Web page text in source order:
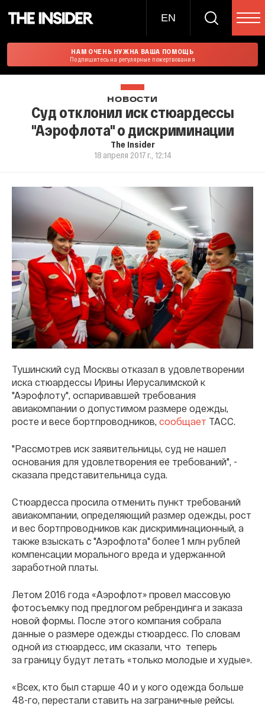
EN
НАМ ОЧЕНЬ НУЖНА ВАША ПОМОЩЬ
Подпишитесь на регулярные пожертвования
НОВОСТИ
Суд отклонил иск стюардессы
"Аэрофлота" о дискриминации
The Insider
18 апреля 2017 г., 12:14
Тушинский суд Москвы отказал в удовлетворении
иска стюардессы Ирины Иерусалимской к
"Аэрофлоту", оспаривавшей требования
авиакомпании о допустимом размере одежды,
росте и весе бортпроводников, сообщает ТАСС.
"Рассмотрев иск заявительницы, суд не нашел
основания для удовлетворения ее требований", -
сказала представительница суда.
Стюардесса просила отменить пункт требований
авиакомпании, определяющий размер одежды, рост
и вес бортпроводников как дискриминационный, а
также взыскать с "Аэрофлота" более 1 млн рублей
компенсации морального вреда и удержанной
заработной платы.
Летом 2016 года «Аэрофлот» провел массовую
фотосъемку под предлогом ребрендинга и заказа
новой формы. После этого компания собрала
данные о размере одежды стюардесс. По словам
одной из стюардесс, им сказали, что теперь
за границу будут летать «только молодые и худые».
«Всех, кто был старше 40 и у кого одежда больше
48-го, перестали ставить на заграничные рейсы.